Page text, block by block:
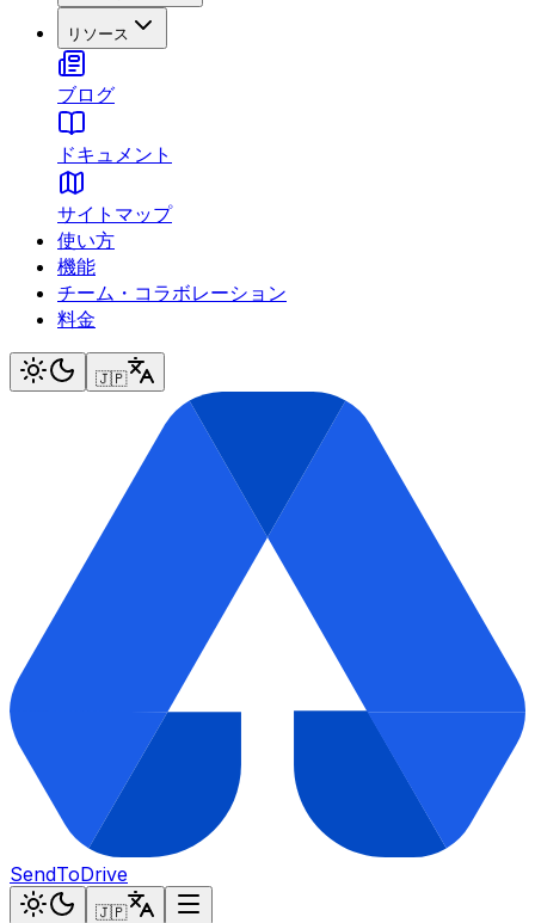
リソース
ブログ
ドキュメント
サイトマップ
使い方
機能
チーム・コラボレーション
料金
🇯🇵
SendToDrive
🇯🇵